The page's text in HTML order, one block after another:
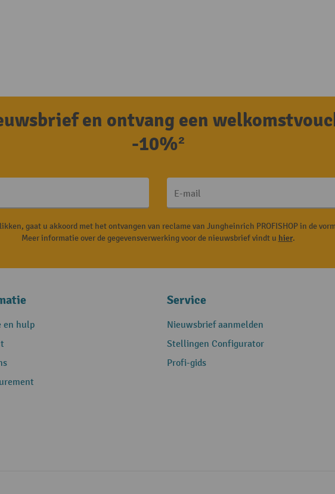
en ontvang een
-10%²
E-mail
gaat u akkoord met het ontvangen van reclame van Jungheinrich PROFISHOP in de
Meer informatie over de gegevensverwerking voor de nieuwsbrief vindt u hier.
en hulp
Service
Nieuwsbrief aanmelden
Stellingen Configurator
Profi-gids